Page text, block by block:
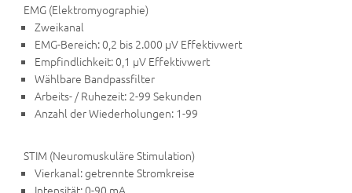
EMG (Elektromyographie)
Zweikanal
EMG-Bereich: 0,2 bis 2.000 µV Effektivwert
Empfindlichkeit: 0,1 µV Effektivwert
Wählbare Bandpassfilter
Arbeits- / Ruhezeit: 2-99 Sekunden
Anzahl der Wiederholungen: 1-99
STIM (Neuromuskuläre Stimulation)
Vierkanal: getrennte Stromkreise
Intensität: 0-90 mA